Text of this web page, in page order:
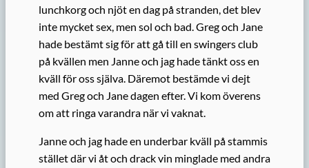
lunchkorg och njöt en dag på stranden, det blev
inte mycket sex, men sol och bad. Greg och Jane
hade bestämt sig för att gå till en swingers club
på kvällen men Janne och jag hade tänkt oss en
kväll för oss själva. Däremot bestämde vi dejt
med Greg och Jane dagen efter. Vi kom överens
om att ringa varandra när vi vaknat.
Janne och jag hade en underbar kväll på stammis
stället där vi åt och drack vin minglade med andra